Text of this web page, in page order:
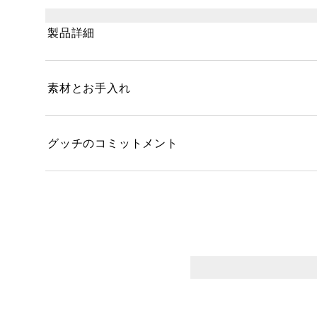
製品詳細
素材とお手入れ
グッチのコミットメント